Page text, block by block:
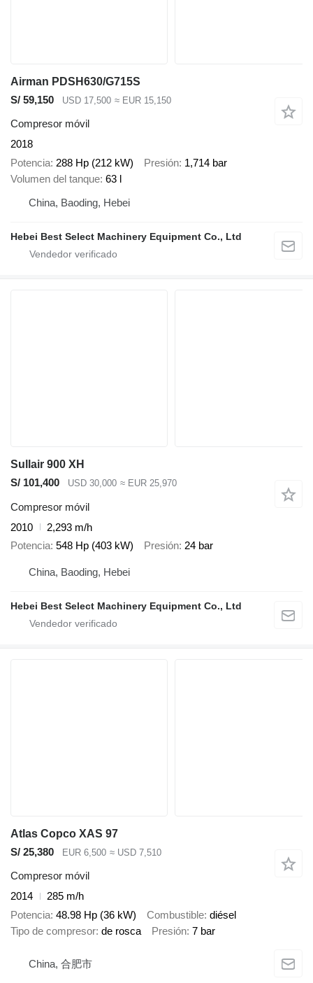
Airman PDSH630/G715S
S/ 59,150
USD 17,500 ≈ EUR 15,150
Compresor móvil
2018
Potencia 288 Hp (212 kW) Presión 1,714 bar
Volumen del tanque 63 l
China, Baoding, Hebei
Hebei Best Select Machinery Equipment Co., Ltd
Sullair 900 XH
S/ 101,400
USD 30,000 ≈ EUR 25,970
Compresor móvil
2010
2,293 m/h
Potencia 548 Hp (403 kW) Presión 24 bar
China, Baoding, Hebei
Hebei Best Select Machinery Equipment Co., Ltd
Atlas Copco XAS 97
S/ 25,380
EUR 6,500 ≈ USD 7,510
Compresor móvil
2014
285 m/h
Potencia 48.98 Hp (36 kW) Combustible diésel
Tipo de compresor de rosca Presión 7 bar
China, 合肥市